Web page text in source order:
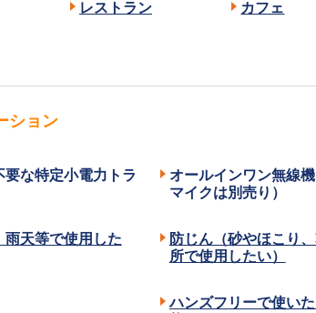
レストラン カフェ
ション
要な特定小電力トラ
オールインワン無線
マイクは別売り）
雨天等で使用した
防じん（砂やほこり
所で使用したい）
ハンズフリーで使い